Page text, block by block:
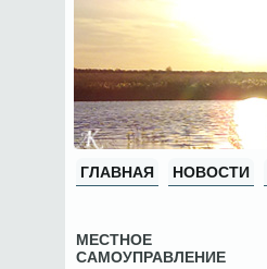
ГЛАВНАЯ НОВОСТИ
МЕСТНОЕ
САМОУПРАВЛЕНИЕ